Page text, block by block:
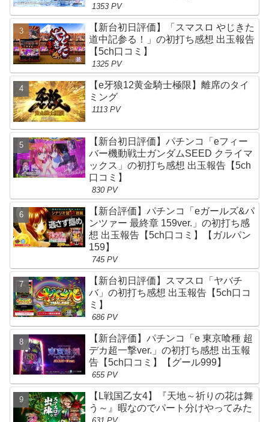
1353 PV
【新台初日評価】「スマスロ やじきた
道中記参る！」の初打ち感想 出玉報告
【5ch口コミ】
1325 PV
【e牙狼12黄金騎士極限】離席のタイ
ミング
1113 PV
【新台初日評価】パチンコ「eフィー
バー機動戦士ガンダムSEED クライマ
ックス」の初打ち感想 出玉報告【5ch
口コミ】
830 PV
【新台評価】パチンコ「eガールズ&パ
ンツァー 最終章 159ver.」の初打ち感
想 出玉報告【5ch口コミ】【ガルパン
159】
745 PV
【新台初日評価】スマスロ「ヤバチ
バ」の初打ち感想 出玉報告【5ch口コ
ミ】
686 PV
【新台評価】パチンコ「e 東京喰種 超
デカ超一撃ver.」の初打ち感想 出玉報
告【5ch口コミ】【グール999】
655 PV
【L戦国乙女4】『天地～祈りの花は舞
う～』暇なのでパート分けやってみた